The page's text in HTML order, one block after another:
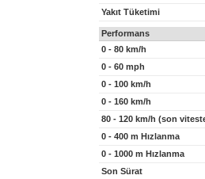
Yakıt Tüketimi
Performans
0 - 80 km/h
0 - 60 mph
0 - 100 km/h
0 - 160 km/h
80 - 120 km/h (son
0 - 400 m Hızlanma
0 - 1000 m Hızlanma
Son Sürat